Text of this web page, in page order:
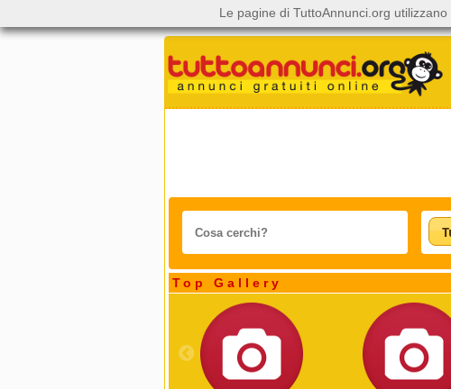
Top Gallery
Le pagine di TuttoAnnunci.org